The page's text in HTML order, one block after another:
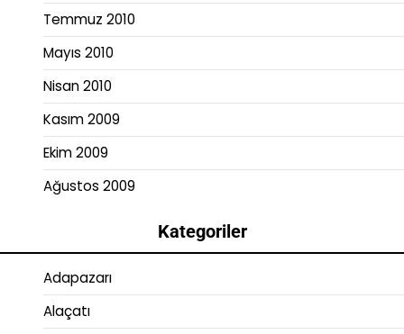
Temmuz 2010
Mayıs 2010
Nisan 2010
Kasım 2009
Ekim 2009
Ağustos 2009
Kategoriler
Adapazarı
Alaçatı